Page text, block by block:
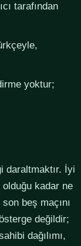
tarafından
yoktur;
daraltmaktır. İyi
kadar ne
beş maçını
değildir;
dağılımı,